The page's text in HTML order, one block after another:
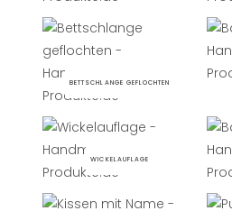
BETTSCHLANGE GEFLOCHTEN
WICKELAUFLAGE